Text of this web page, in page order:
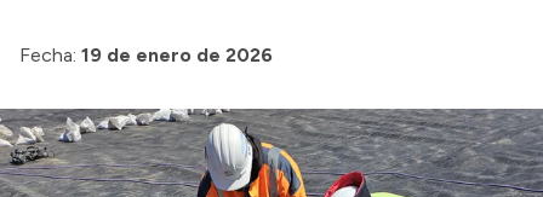
Fecha: 19 de enero de 2026